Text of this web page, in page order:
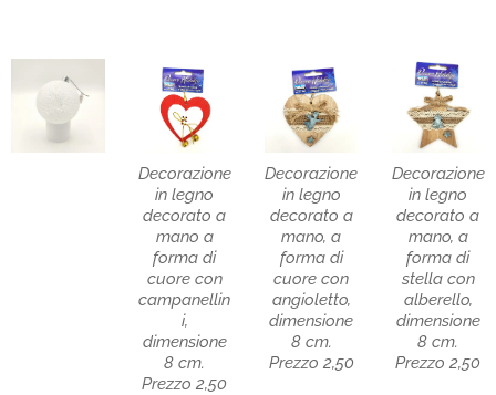
Decorazione
in legno
decorato a
mano a
forma di
cuore con
campanellin
i,
dimensione
8 cm.
Prezzo 2,50
Decorazione
in legno
decorato a
mano, a
forma di
cuore con
angioletto,
dimensione
8 cm.
Prezzo 2,50
Decorazione
in legno
decorato a
mano, a
forma di
stella con
alberello,
dimensione
8 cm.
Prezzo 2,50